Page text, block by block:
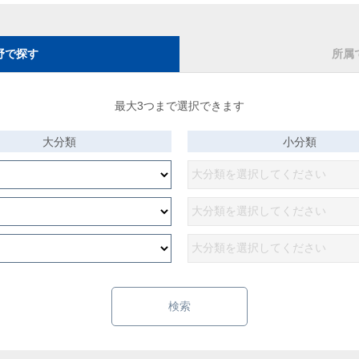
で探す 所属
最大3つまで選択できます
大分類 小分類
検索